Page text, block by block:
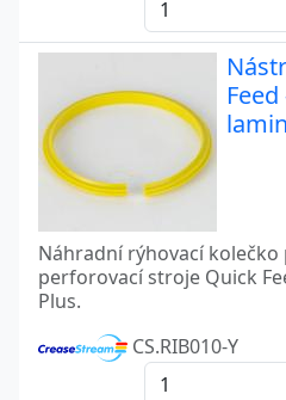
Náhradní rýhovací kolečko
perforovací stroje Quick
Plus.
CS.RIB010-Y